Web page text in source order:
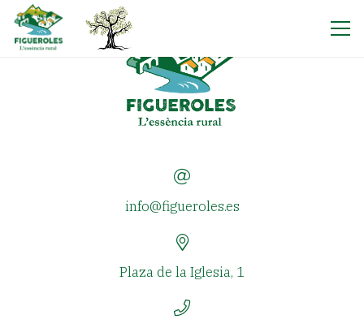
info@figueroles.es
Plaza de la Iglesia, 1